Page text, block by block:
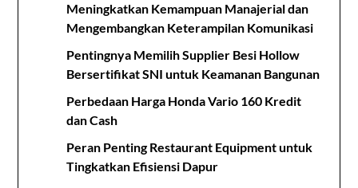
Meningkatkan Kemampuan Manajerial dan
Mengembangkan Keterampilan Komunikasi
Pentingnya Memilih Supplier Besi Hollow
Bersertifikat SNI untuk Keamanan Bangunan
Perbedaan Harga Honda Vario 160 Kredit
dan Cash
Peran Penting Restaurant Equipment untuk
Tingkatkan Efisiensi Dapur